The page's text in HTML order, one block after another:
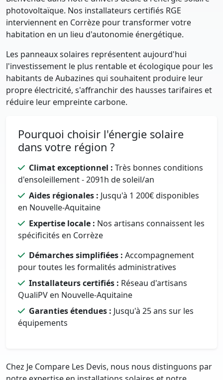
photovoltaïque. Nos installateurs certifiés RGE
interviennent en Corrèze pour transformer votre
habitation en un lieu d'autonomie énergétique.
Les panneaux solaires représentent aujourd'hui
l'investissement le plus rentable et écologique pour les
habitants de Aubazines qui souhaitent produire leur
propre électricité, s'affranchir des hausses tarifaires et
réduire leur empreinte carbone.
Pourquoi choisir l'énergie solaire
dans votre région ?
Climat exceptionnel : Très bonnes conditions
d'ensoleillement - 2091h de soleil/an
Aides régionales : Jusqu'à 1 200€ disponibles
en Nouvelle-Aquitaine
Expertise locale : Nos artisans connaissent les
spécificités en Corrèze
Démarches simplifiées : Accompagnement
pour toutes les formalités administratives
Installateurs certifiés : Réseau d'artisans
QualiPV en Nouvelle-Aquitaine
Garanties étendues : Jusqu'à 25 ans sur les
équipements
Chez Je Compare Les Devis, nous nous distinguons par